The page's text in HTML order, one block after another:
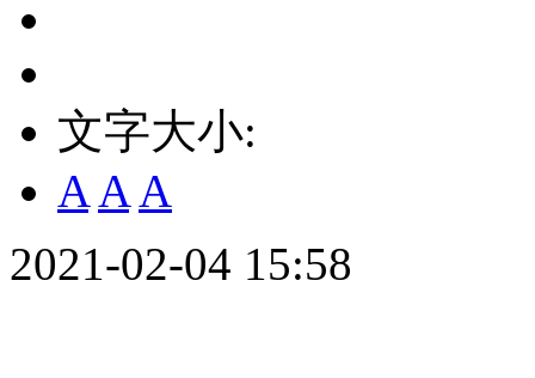
文字大小:
A A A
2021-02-04 15:58